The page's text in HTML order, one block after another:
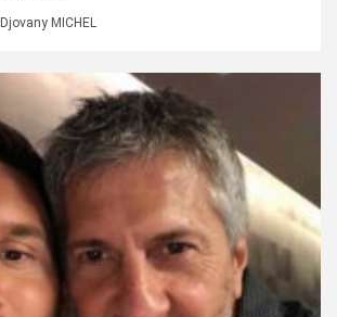
Djovany MICHEL